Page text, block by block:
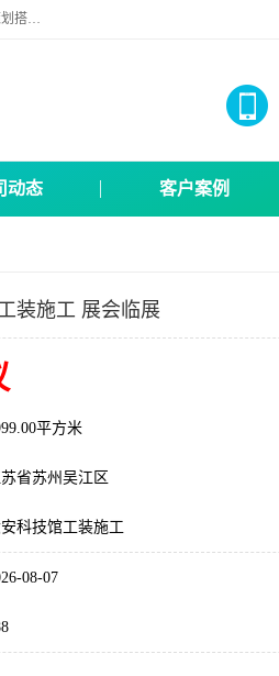
苏州映江南空间营造设计有限公司位于江苏省苏州市,是一家以从事建筑装饰、展馆展厅策划设计施工搭建、文化馆文化墙设计、智慧展厅展台策划搭建和其他建筑装饰装修业为主的企业。
动态 客户案例
装施工 展会临展
平方米
省苏州吴江区
科技馆工装施工
08-07